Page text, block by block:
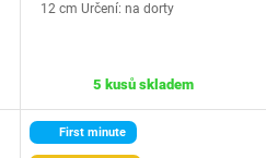
12 cm Určení: na dorty
5 kusů skladem
First minute